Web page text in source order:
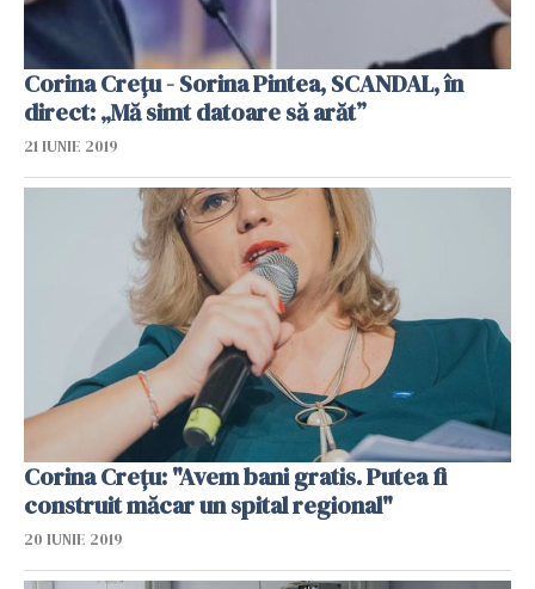
Corina Crețu - Sorina Pintea, SCANDAL, în
direct: „Mă simt datoare să arăt”
21 IUNIE 2019
Corina Crețu: "Avem bani gratis. Putea fi
construit măcar un spital regional"
20 IUNIE 2019